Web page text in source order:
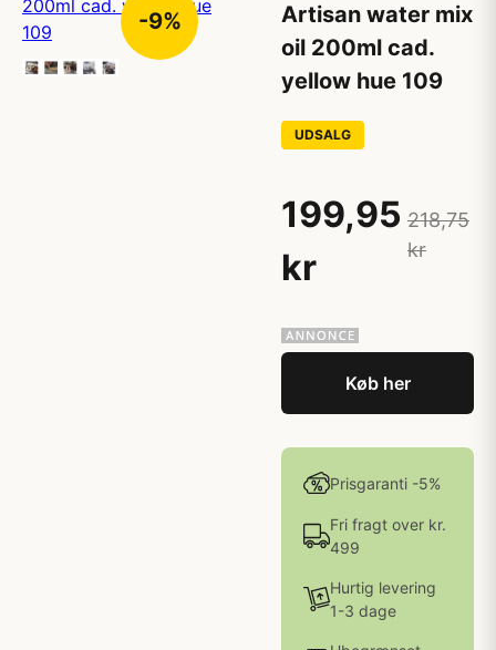
-9%
Artisan water mix
oil 200ml cad.
yellow hue 109
UDSALG
199,95
kr
218,75
kr
Køb her
Prisgaranti -5%
Fri fragt over kr.
499
Hurtig levering
1-3 dage